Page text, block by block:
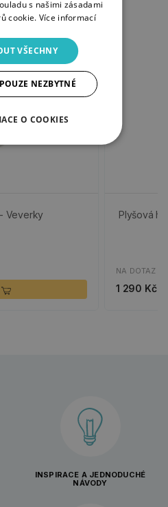
Veverky Plyšová
NA DOTAZ
1 290 Kč
INSPIRACE A JEDNODUCHÉ
NÁVODY
s našimi zásadami
cookie. Více informací
VŠECHNY
NEZBYTNÉ
O COOKIES